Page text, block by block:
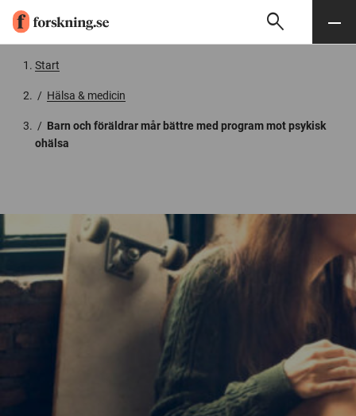
Söksearch Meny
Start
/ Hälsa & medicin
/ Barn och föräldrar mår bättre med program mot psykisk
ohälsa